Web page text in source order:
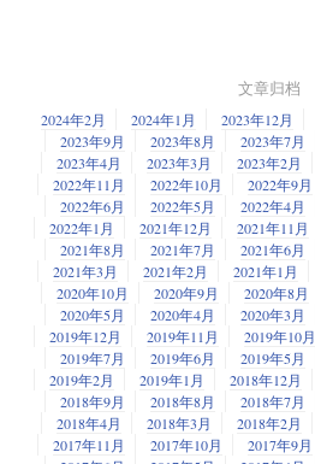
文章归档
2024年2月 2024年1月 2023年12月
2023年9月
2023年8月 2023年7月
2023年4月
2023年3月 2023年2月
2022年11月
2022年10月 2022年9月
2022年6月
2022年5月 2022年4月
2022年1月
2021年12月 2021年11月
2021年8月
2021年7月 2021年6月
2021年3月
2021年2月 2021年1月
2020年10月
2020年9月 2020年8月
2020年5月
2020年4月 2020年3月
2019年12月
2019年11月 2019年10月
2019年7月
2019年6月 2019年5月
2019年2月
2019年1月 2018年12月
2018年9月
2018年8月 2018年7月
2018年4月
2018年3月 2018年2月
2017年11月
2017年10月 2017年9月